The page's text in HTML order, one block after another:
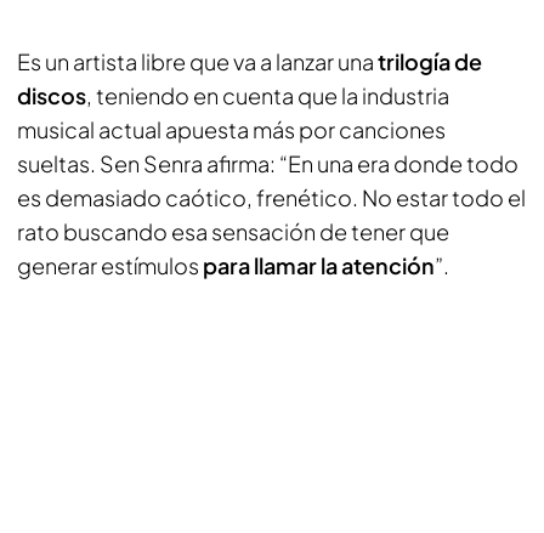
Es un artista libre que va a lanzar unatrilogía de
discos, teniendo en cuenta que la industria
musical actual apuesta más por canciones
sueltas. Sen Senra afirma: “En una era donde todo
es demasiado caótico, frenético. No estar todo el
rato buscando esa sensación de tener que
generar estímulos para llamar la atención”.